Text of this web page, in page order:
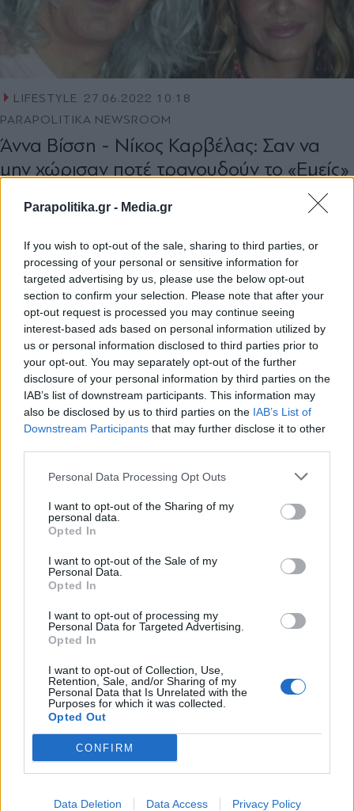
Parapolitika.gr - Media.gr
If you wish to opt-out of the sale, sharing to third parties, or
processing of your personal or sensitive information for
targeted advertising by us, please use the below opt-out
section to confirm your selection. Please note that after your
opt-out request is processed you may continue seeing
interest-based ads based on personal information utilized by
us or personal information disclosed to third parties prior to
your opt-out. You may separately opt-out of the further
disclosure of your personal information by third parties on the
IAB’s list of downstream participants. This information may
also be disclosed by us to third parties on the IAB’s List of
Downstream Participants that may further disclose it to other
Personal Data Processing Opt Outs
I want to opt-out of the Sharing of my
personal data.
Opted In
I want to opt-out of the Sale of my
Personal Data.
Opted In
I want to opt-out of processing my
Personal Data for Targeted Advertising.
Opted In
I want to opt-out of Collection, Use,
Retention, Sale, and/or Sharing of my
Personal Data that Is Unrelated with the
Purposes for which it was collected.
Opted Out
CONFIRM
Data Deletion Data Access Privacy Policy
LIFESTYLE 27.06.2022 10:18
PARAPOLITIKA NEWSROOM
Άννα Βίσση - Νίκος Καρβέλας: Σαν να
μην χώρισαν ποτέ τραγουδούν το «Εμείς»
LIFESTYLE 03.08.2026 14:20
PARAPOLITIKA NEWSROOM
Άννα Βίσση: Θαυμάστρια την
αναγνώρισε σε γιοτ στο Αμάλφι - Η
αντίδραση της τραγουδίστριας που
ξεχώρισε (Βίντεο)
Εγγραφή στο newsletter
Αποδέχομαι τους
και την πολιτική απορρήτου
X